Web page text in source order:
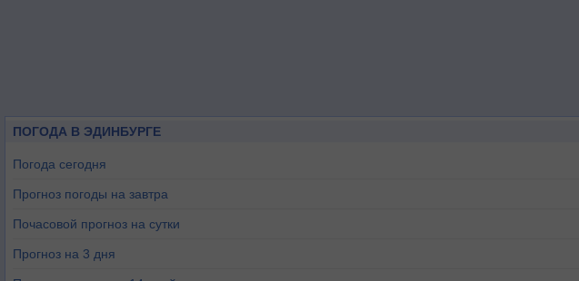
ПОГОДА В ЭДИНБУРГЕ
Погода сегодня
Прогноз погоды на завтра
Почасовой прогноз на сутки
Прогноз на 3 дня